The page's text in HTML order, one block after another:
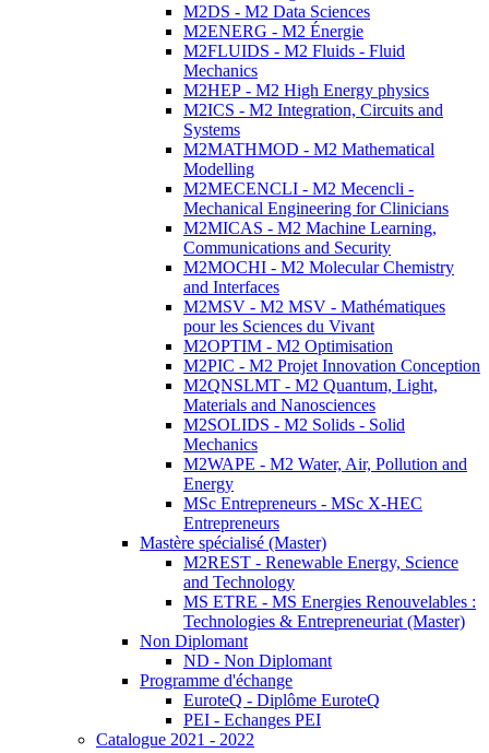
M2DS - M2 Data Sciences
M2ENERG - M2 Énergie
M2FLUIDS - M2 Fluids - Fluid
Mechanics
M2HEP - M2 High Energy physics
M2ICS - M2 Integration, Circuits and
Systems
M2MATHMOD - M2 Mathematical
Modelling
M2MECENCLI - M2 Mecencli -
Mechanical Engineering for Clinicians
M2MICAS - M2 Machine Learning,
Communications and Security
M2MOCHI - M2 Molecular Chemistry
and Interfaces
M2MSV - M2 MSV - Mathématiques
pour les Sciences du Vivant
M2OPTIM - M2 Optimisation
M2PIC - M2 Projet Innovation Conception
M2QNSLMT - M2 Quantum, Light,
Materials and Nanosciences
M2SOLIDS - M2 Solids - Solid
Mechanics
M2WAPE - M2 Water, Air, Pollution and
Energy
MSc Entrepreneurs - MSc X-HEC
Entrepreneurs
Mastère spécialisé (Master)
M2REST - Renewable Energy, Science
and Technology
MS ETRE - MS Energies Renouvelables :
Technologies & Entrepreneuriat (Master)
Non Diplomant
ND - Non Diplomant
Programme d'échange
EuroteQ - Diplôme EuroteQ
PEI - Echanges PEI
Catalogue 2021 - 2022